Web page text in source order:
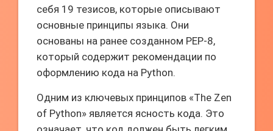
себя 19 тезисов, которые описывают
основные принципы языка. Они
основаны на ранее созданном PEP-8,
который содержит рекомендации по
оформлению кода на Python.
Одним из ключевых принципов «The Zen
of Python» является ясность кода. Это